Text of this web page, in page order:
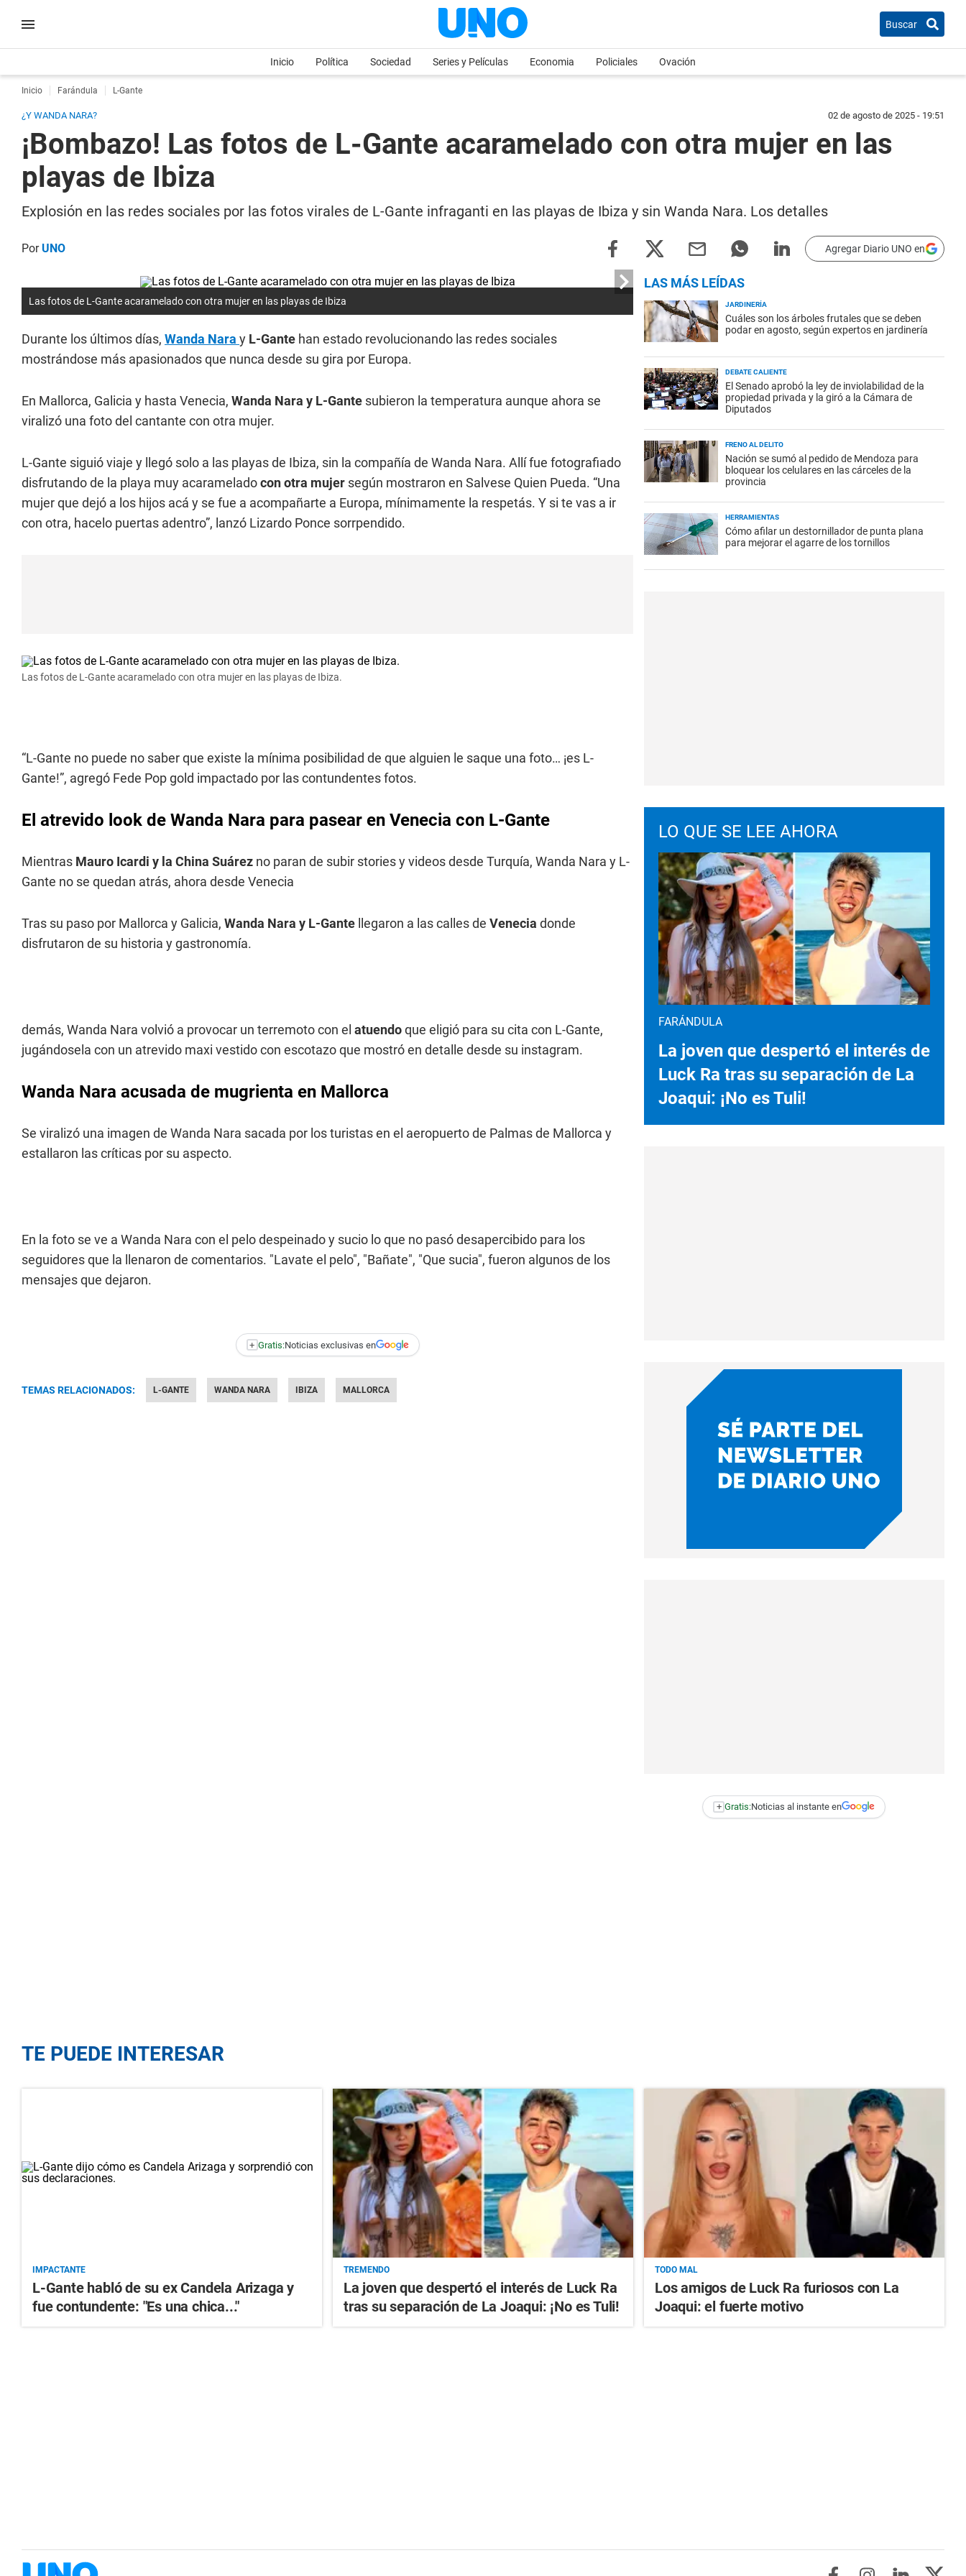
Buscar
Inicio Política Sociedad Series y Películas Economia Policiales Ovación
Inicio Farándula L-Gante
¿Y WANDA NARA? 02 de agosto de 2025 - 19:51
¡Bombazo! Las fotos de L-Gante acaramelado con otra mujer en las
playas de Ibiza
Explosión en las redes sociales por las fotos virales de L-Gante infraganti en las playas de Ibiza y sin Wanda Nara. Los detalles
PorUNO Agregar Diario UNO en
Las fotos de L-Gante acaramelado con otra mujer en las playas de Ibiza
Durante los últimos días, Wanda Nara y L-Gante han estado revolucionando las redes sociales
mostrándose más apasionados que nunca desde su gira por Europa.
En Mallorca, Galicia y hasta Venecia, Wanda Nara y L-Gante subieron la temperatura aunque ahora se
viralizó una foto del cantante con otra mujer.
L-Gante siguió viaje y llegó solo a las playas de Ibiza, sin la compañía de Wanda Nara. Allí fue fotografiado
disfrutando de la playa muy acarameladocon otra mujer según mostraron en Salvese Quien Pueda. “Una
mujer que dejó a los hijos acá y se fue a acompañarte a Europa, mínimamente la respetás. Y si te vas a ir
con otra, hacelo puertas adentro”, lanzó Lizardo Ponce sorrpendido.
Las fotos de L-Gante acaramelado con otra mujer en las playas de Ibiza.
“L-Gante no puede no saber que existe la mínima posibilidad de que alguien le saque una foto… ¡es L-
Gante!”, agregó Fede Pop gold impactado por las contundentes fotos.
El atrevido look de Wanda Nara para pasear en Venecia con L-Gante
Mientras Mauro Icardi y la China Suárez no paran de subir stories y videos desde Turquía, Wanda Nara y L-
Gante no se quedan atrás, ahora desde Venecia
Tras su paso por Mallorca y Galicia, Wanda Nara y L-Gante llegaron a las calles de Venecia donde
disfrutaron de su historia y gastronomía.
demás, Wanda Nara volvió a provocar un terremoto con el atuendoque eligió para su cita con L-Gante,
jugándosela con un atrevido maxi vestido con escotazo que mostró en detalle desde su instagram.
Wanda Nara acusada de mugrienta en Mallorca
Se viralizó una imagen de Wanda Nara sacada por los turistas en el aeropuerto de Palmas de Mallorca y
estallaron las críticas por su aspecto.
En la foto se ve a Wanda Nara con el pelo despeinado y sucio lo que no pasó desapercibido para los
seguidores que la llenaron de comentarios. "Lavate el pelo", "Bañate", "Que sucia", fueron algunos de los
mensajes que dejaron.
+ Gratis:Noticias exclusivas en
TEMAS RELACIONADOS: L-GANTE WANDA NARA IBIZA MALLORCA
LAS MÁS LEÍDAS
JARDINERÍA
Cuáles son los árboles frutales que se deben
podar en agosto, según expertos en jardinería
DEBATE CALIENTE
El Senado aprobó la ley de inviolabilidad de la
propiedad privada y la giró a la Cámara de
Diputados
FRENO AL DELITO
Nación se sumó al pedido de Mendoza para
bloquear los celulares en las cárceles de la
provincia
HERRAMIENTAS
Cómo afilar un destornillador de punta plana
para mejorar el agarre de los tornillos
LO QUE SE LEE AHORA
FARÁNDULA
La joven que despertó el interés de
Luck Ra tras su separación de La
Joaqui: ¡No es Tuli!
+ Gratis:Noticias al instante en
TE PUEDE INTERESAR
IMPACTANTE
L-Gante habló de su ex Candela Arizaga y
fue contundente: "Es una chica..."
TREMENDO
La joven que despertó el interés de Luck Ra
tras su separación de La Joaqui: ¡No es Tuli!
TODO MAL
Los amigos de Luck Ra furiosos con La
Joaqui: el fuerte motivo